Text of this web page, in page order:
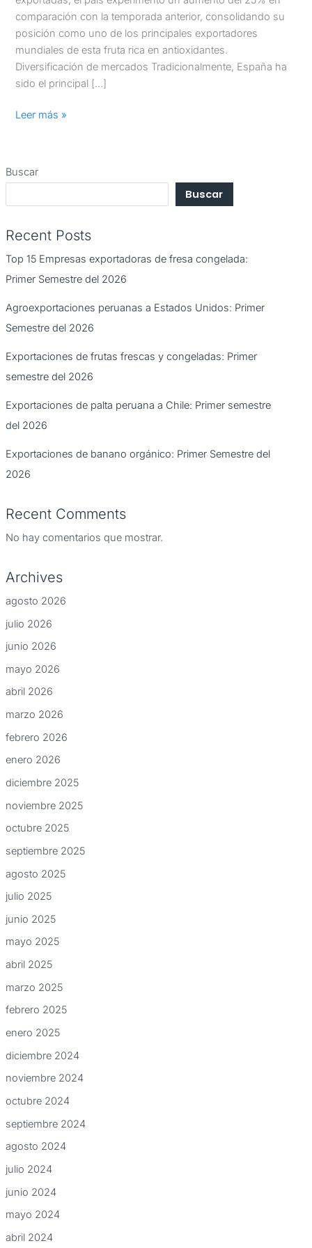
comparación con la temporada anterior, consolidando su
posición como uno de los principales exportadores
mundiales de esta fruta rica en antioxidantes.
Diversificación de mercados Tradicionalmente, España ha
sido el principal […]
Leer más »
Buscar
Buscar
Recent Posts
Top 15 Empresas exportadoras de fresa congelada:
Primer Semestre del 2026
Agroexportaciones peruanas a Estados Unidos: Primer
Semestre del 2026
Exportaciones de frutas frescas y congeladas: Primer
semestre del 2026
Exportaciones de palta peruana a Chile: Primer semestre
del 2026
Exportaciones de banano orgánico: Primer Semestre del
2026
Recent Comments
No hay comentarios que mostrar.
Archives
agosto 2026
julio 2026
junio 2026
mayo 2026
abril 2026
marzo 2026
febrero 2026
enero 2026
diciembre 2025
noviembre 2025
octubre 2025
septiembre 2025
agosto 2025
julio 2025
junio 2025
mayo 2025
abril 2025
marzo 2025
febrero 2025
enero 2025
diciembre 2024
noviembre 2024
octubre 2024
septiembre 2024
agosto 2024
julio 2024
junio 2024
mayo 2024
abril 2024